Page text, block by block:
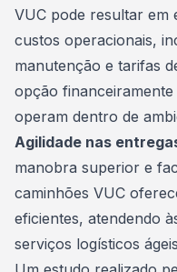
VUC pode resultar em
custos operacionais,
manutenção e tarifas
opção
operam dentro de
Agilidade nas
manobra superior e
caminhões VUC
eficientes, atendendo
serviços logísticos